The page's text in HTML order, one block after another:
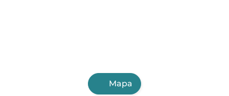
Mapa